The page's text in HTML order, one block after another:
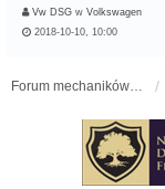
Vw DSG w Volkswagen
2018-10-10, 10:00